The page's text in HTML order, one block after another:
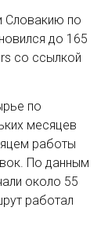
Словакию по
до 165
со ссылкой
по
месяцев
работы
По данным
около 55
работал